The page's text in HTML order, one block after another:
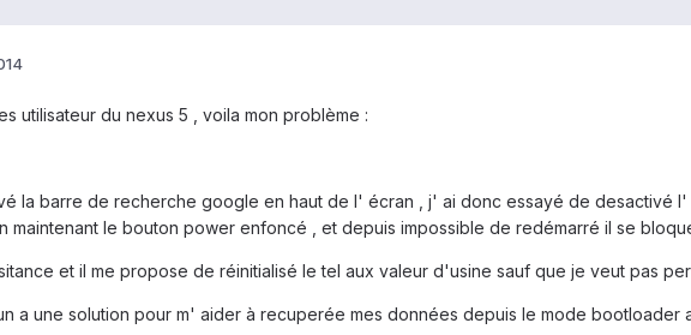
utilisateur du nexus 5 , voila mon problème :
la barre de recherche google en haut de l' écran , j' ai donc essayé de desactivé
maintenant le bouton power enfoncé , et depuis impossible de redémarré il se
et il me propose de réinitialisé le tel aux valeur d'usine sauf que je veut pas
a une solution pour m' aider à recuperée mes données depuis le mode bootloader